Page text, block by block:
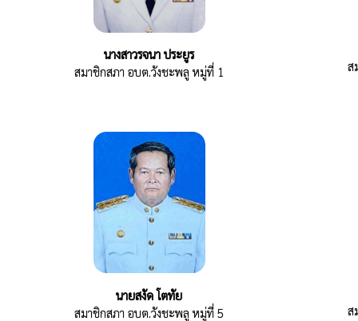
นางสาวรจนา ประยูร
สมาชิกสภา อบต.วังชะพลู หมู่ที่ 1
ส
นายสงัด โตทัย
สมาชิกสภา อบต.วังชะพลู หมู่ที่ 5
ส